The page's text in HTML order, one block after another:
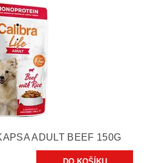
ADULT BEEF 150G